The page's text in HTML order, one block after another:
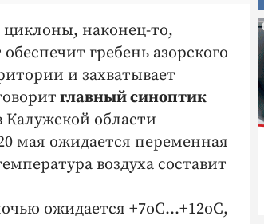
наконец-то,
гребень азорского
и захватывает
главный синоптик
области
мая ожидается переменная
воздуха составит
ожидается +7оС...+12оС,